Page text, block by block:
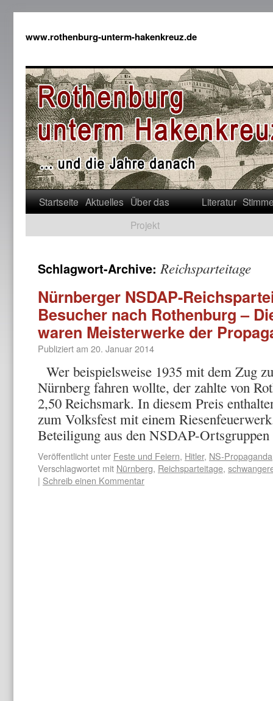
www.rothenburg-unterm-hakenkreuz.de
Startseite Aktuelles Über das
Projekt
Literatur
Schlagwort-Archive:Reichsparteitage
Nürnberger NSDAP-
Besucher nach Rothenburg –
waren Meisterwerke der
Publiziert am 20. Januar 2014
Wer beispielsweise 1935 mit dem Zug
Nürnberg fahren wollte, der zahlte von
2,50 Reichsmark. In diesem Preis
zum Volksfest mit einem
Beteiligung aus den NSDAP-
Veröffentlicht unter Feste und Feiern, Hitler, NS-Propaganda
Verschlagwortet mit Nürnberg, Reichsparteitage,
| Schreib einen Kommentar